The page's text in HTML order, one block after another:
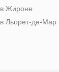
Жироне
Льорет-де-Мар